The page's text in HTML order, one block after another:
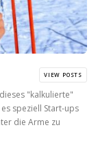
VIEW POSTS
"kalkulierte"
speziell Start-ups
die Arme zu